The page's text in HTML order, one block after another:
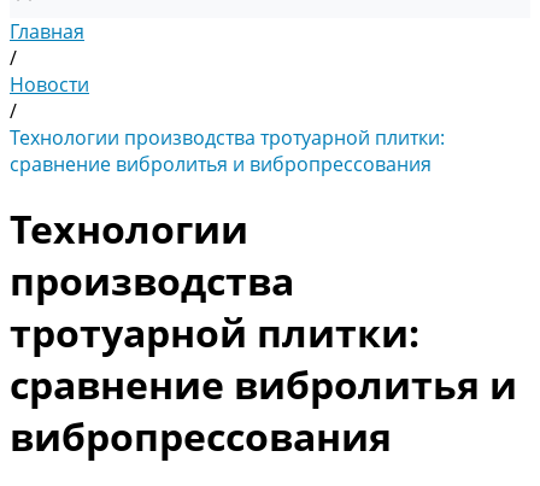
Главная
/
Новости
/
Технологии производства тротуарной плитки:
сравнение вибролитья и вибропрессования
Технологии
производства
тротуарной плитки:
сравнение вибролитья и
вибропрессования